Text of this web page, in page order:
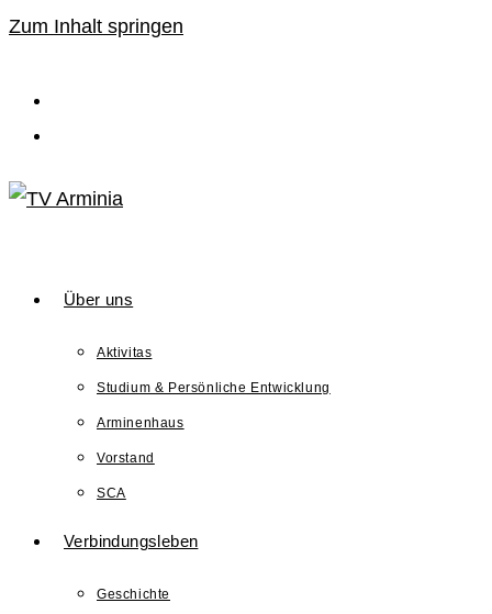
Zum Inhalt springen
Über uns
Aktivitas
Studium & Persönliche Entwicklung
Arminenhaus
Vorstand
SCA
Verbindungsleben
Geschichte